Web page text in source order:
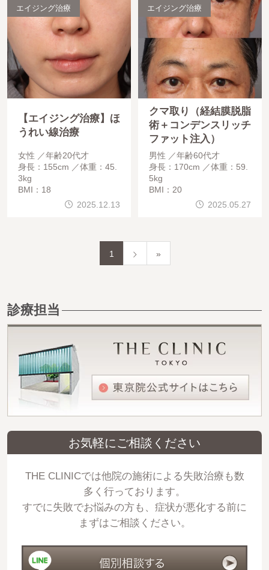
エイジング治療
【エイジング治療】ほ
うれい線治療
女性
年齢20代才
身長：155cm
体重：45.
3kg
BMI：18
2025.12.13
エイジング治療
クマ取り（経結膜脱脂
術＋コンデンスリッチ
ファット注入）
男性
年齢60代才
身長：170cm
体重：59.
5kg
BMI：20
2025.05.27
1 »
診療担当
お気軽にご相談ください
THE CLINICでは他院の施術による失敗治療も数
多く行っております。
すでに失敗でお悩みの方も、症状が悪化する前に
まずはご相談ください。